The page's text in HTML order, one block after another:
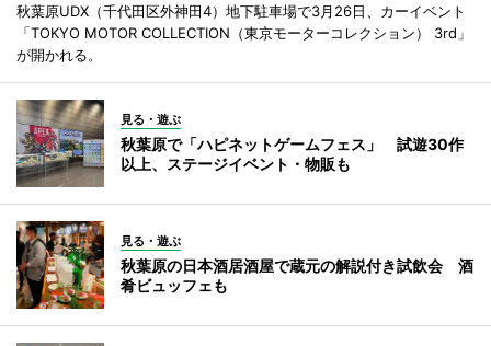
秋葉原UDX（千代田区外神田4）地下駐車場で3月26日、カーイベント
「TOKYO MOTOR COLLECTION（東京モーターコレクション） 3rd」
が開かれる。
見る・遊ぶ
秋葉原で「ハピネットゲームフェス」 試遊30作
以上、ステージイベント・物販も
見る・遊ぶ
秋葉原の日本酒居酒屋で蔵元の解説付き試飲会 酒
肴ビュッフェも